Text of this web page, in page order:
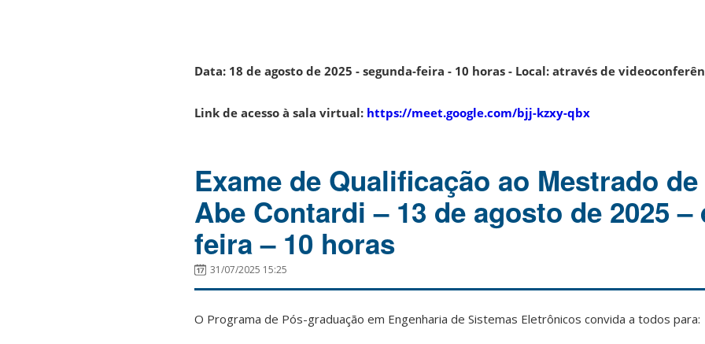
Data: 18 de agosto de 2025 - segunda-feira - 10 horas - Local: através de
Link de acesso à sala virtual: https://meet.google.com/bjj-kzxy-qbx
Exame de Qualificação ao Mestrado
Abe Contardi – 13 de agosto de 2025 –
feira – 10 horas
31/07/2025 15:25
O Programa de Pós-graduação em Engenharia de Sistemas Eletrônicos convida a todos para: